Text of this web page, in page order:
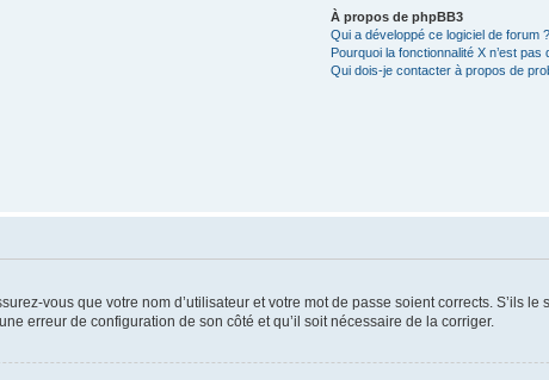
À propos de phpBB3
Qui a développé ce logiciel de forum ?
Pourquoi la fonctionnalité X n’est pas
Qui dois-je contacter à propos de
vous que votre nom d’utilisateur et votre mot de passe soient corrects. S’ils
erreur de configuration de son côté et qu’il soit nécessaire de la corriger.